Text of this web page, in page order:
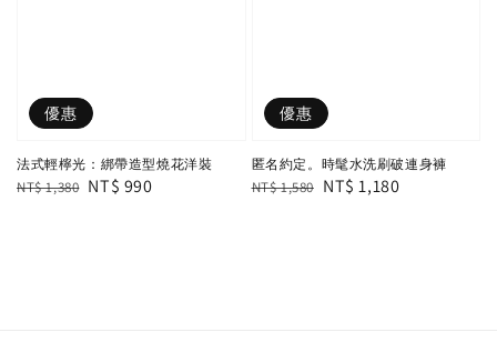
優惠
法式輕檸光：綁帶造型燒花洋裝
Regular
NT$ 1,380 Sale
NT$ 990
優惠
匿名約定。時髦水洗刷破連身褲
Regular
NT$ 1,580 Sale
NT$ 1,180